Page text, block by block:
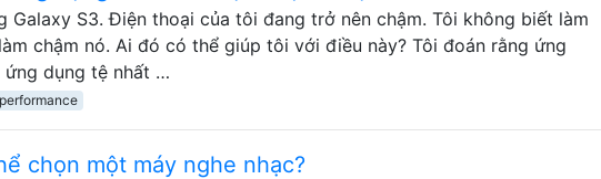
Galaxy S3. Điện thoại của tôi đang trở nên chậm. Tôi không biết làm
chậm nó. Ai đó có thể giúp tôi với điều này? Tôi đoán rằng ứng
ứng dụng tệ nhất …
performance
chọn một máy nghe nhạc?